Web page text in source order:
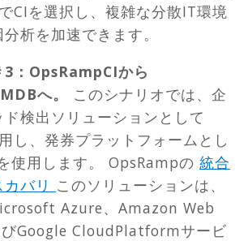
CIを選択し、複雑な分散IT環境
析を加速できます。
3：OpsRampCIから
へ。 このシナリオでは、企
検出ソリューションとして
し、発券プラットフォームとし
使用します。 OpsRampの 統合
バリ このソリューションは、
Azure、Amazon Web
びGoogle CloudPlatformサービ